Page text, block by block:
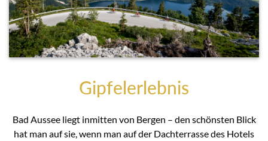
Gipfelerlebnis
Bad Aussee liegt inmitten von Bergen – den schönsten Blick
hat man auf sie, wenn man auf der Dachterrasse des Hotels